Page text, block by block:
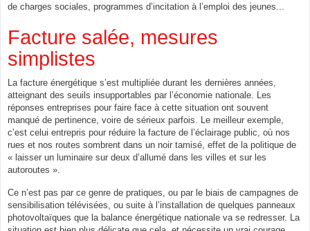
de charges sociales, programmes d’incitation à l’emploi des jeunes...
Facture salée, mesures
simplistes
La facture énergétique s’est multipliée durant les dernières années,
atteignant des seuils insupportables par l’économie nationale. Les
réponses entreprises pour faire face à cette situation ont souvent
manqué de pertinence, voire de sérieux parfois. Le meilleur exemple,
c’est celui entrepris pour réduire la facture de l’éclairage public, où nos
rues et nos routes sombrent dans un noir tamisé, effet de la politique de
« laisser un luminaire sur deux d’allumé dans les villes et sur les
autoroutes ».
Ce n’est pas par ce genre de pratiques, ou par le biais de campagnes de
sensibilisation télévisées, ou suite à l’installation de quelques panneaux
photovoltaïques que la balance énergétique nationale va se redresser. La